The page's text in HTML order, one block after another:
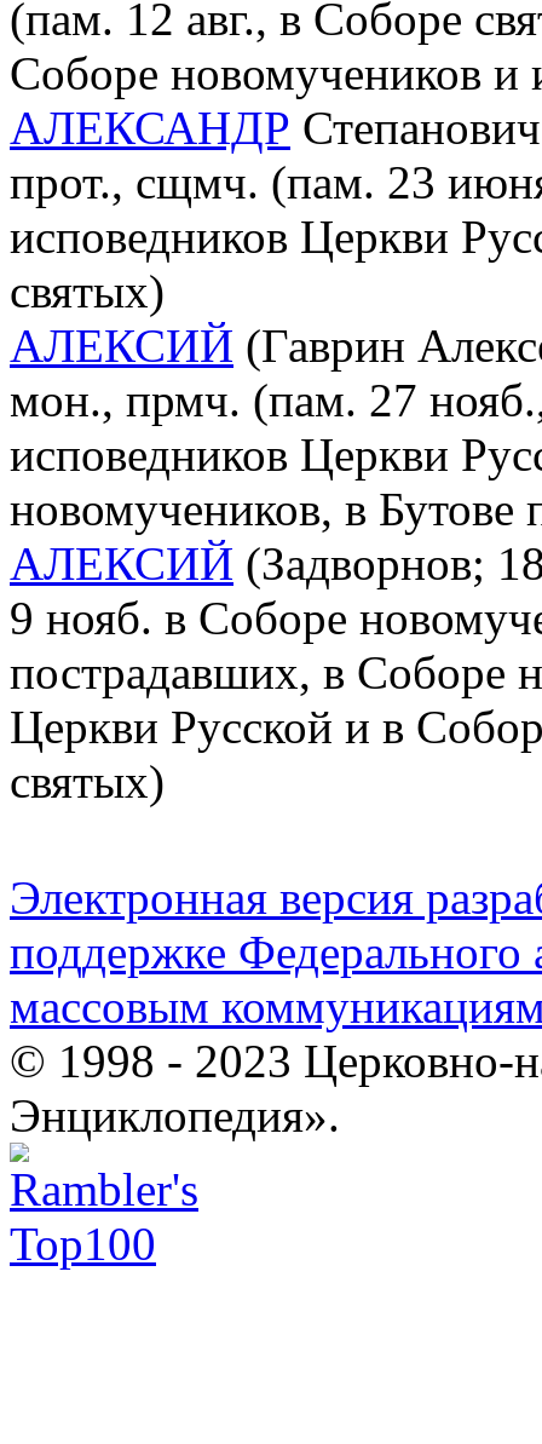
(пам. 12 авг., в Соборе
Соборе новомучеников и
АЛЕКСАНДР
прот., сщмч. (пам. 23
исповедников Церкви
святых)
АЛЕКСИЙ (Гаврин
мон., прмч. (пам. 27
исповедников Церкви
новомучеников, в Бутове
АЛЕКСИЙ (Задворнов;
9 нояб. в Соборе
пострадавших, в Соборе
Церкви Русской и в
святых)
Электронная версия
поддержке Федерального
массовым
© 1998 - 2023 Церковно-
Энциклопедия».